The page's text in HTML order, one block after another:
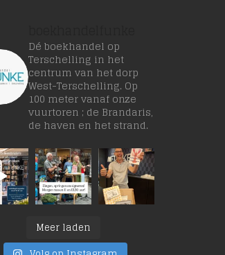
Dé boekhandel op
Terschelling in het
centrum van het dorp
West-Terschelling. Op
100 meter vanaf onze
vuurtoren ; de Brandaris,
de haven en het strand.
Meer laden